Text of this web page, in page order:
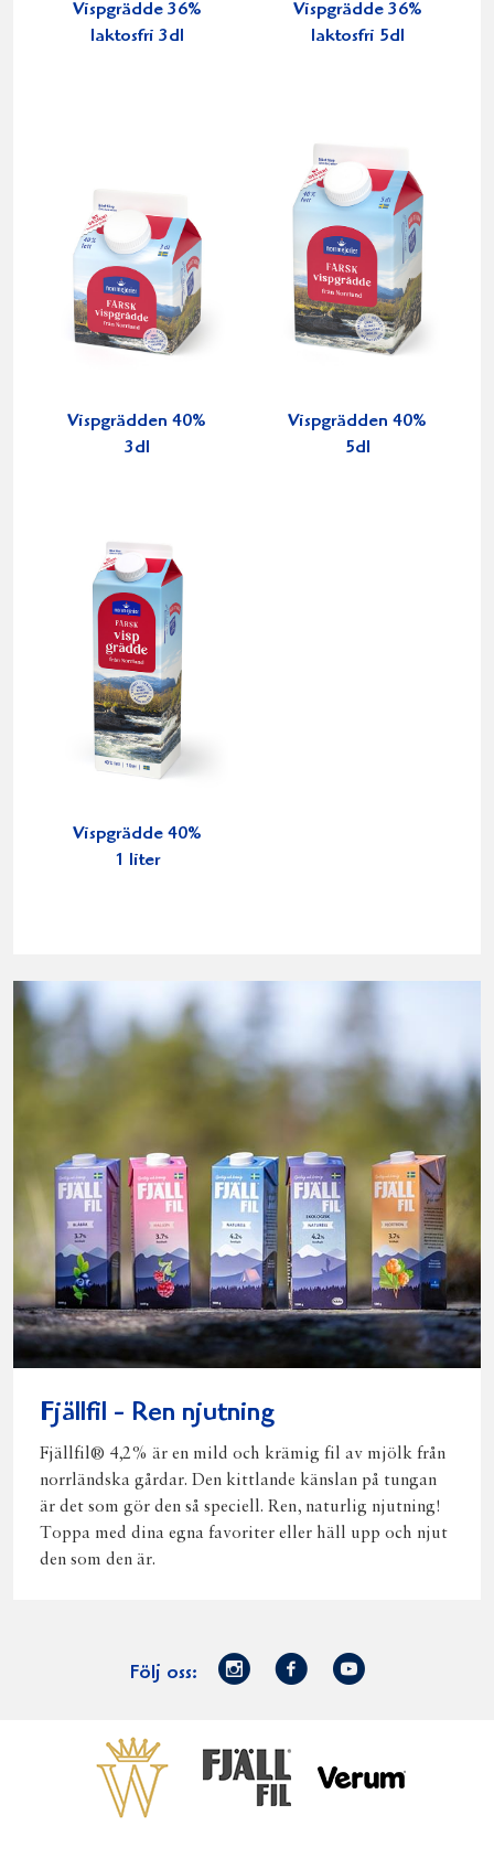
Vispgrädde 36%
laktosfri 3dl
Vispgrädde 36%
laktosfri 5dl
Vispgrädden 40%
3dl
Vispgrädden 40%
5dl
Vispgrädde 40%
1 liter
Fjällfil - Ren njutning
Fjällfil® 4,2% är en mild och krämig fil av mjölk från
norrländska gårdar. Den kittlande känslan på tungan
är det som gör den så speciell. Ren, naturlig njutning!
Toppa med dina egna favoriter eller häll upp och njut
den som den är.
Följ oss:
Norrmejerier
Facebook
Youtube
Gör gott för
Norrländska
VästerbottensostFjällfil